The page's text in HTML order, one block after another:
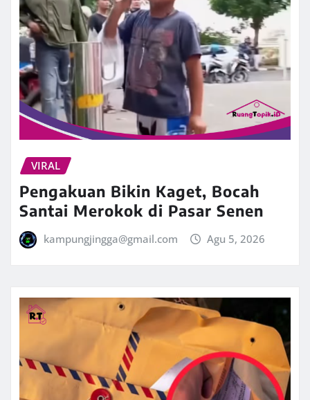
VIRAL
Pengakuan Bikin Kaget, Bocah
Santai Merokok di Pasar Senen
kampungjingga@gmail.com Agu 5, 2026